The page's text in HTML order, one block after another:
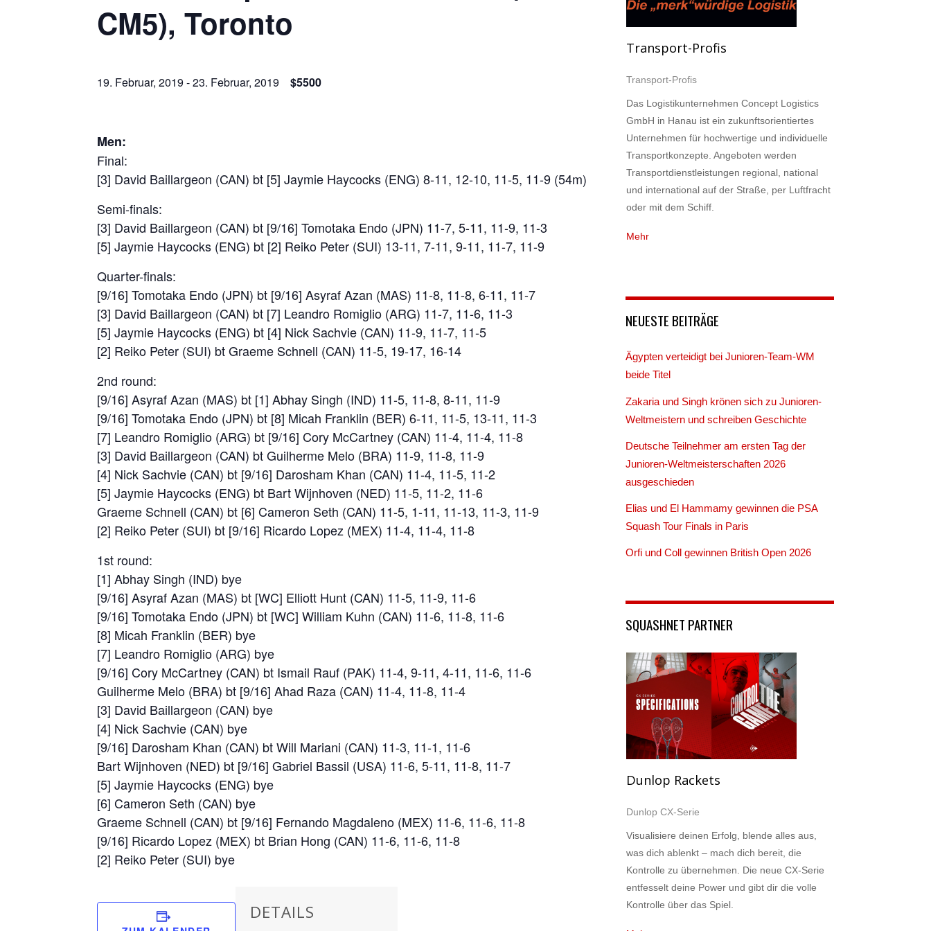
CM5), Toronto
19. Februar, 2019 -23. Februar, 2019 $5500
Men:
Final:
[3] David Baillargeon (CAN) bt [5] Jaymie Haycocks (ENG) 8-11, 12-10, 11-5, 11-9 (54m)
Semi-finals:
[3] David Baillargeon (CAN) bt [9/16] Tomotaka Endo (JPN) 11-7, 5-11, 11-9, 11-3
[5] Jaymie Haycocks (ENG) bt [2] Reiko Peter (SUI) 13-11, 7-11, 9-11, 11-7, 11-9
Quarter-finals:
[9/16] Tomotaka Endo (JPN) bt [9/16] Asyraf Azan (MAS) 11-8, 11-8, 6-11, 11-7
[3] David Baillargeon (CAN) bt [7] Leandro Romiglio (ARG) 11-7, 11-6, 11-3
[5] Jaymie Haycocks (ENG) bt [4] Nick Sachvie (CAN) 11-9, 11-7, 11-5
[2] Reiko Peter (SUI) bt Graeme Schnell (CAN) 11-5, 19-17, 16-14
2nd round:
[9/16] Asyraf Azan (MAS) bt [1] Abhay Singh (IND) 11-5, 11-8, 8-11, 11-9
[9/16] Tomotaka Endo (JPN) bt [8] Micah Franklin (BER) 6-11, 11-5, 13-11, 11-3
[7] Leandro Romiglio (ARG) bt [9/16] Cory McCartney (CAN) 11-4, 11-4, 11-8
[3] David Baillargeon (CAN) bt Guilherme Melo (BRA) 11-9, 11-8, 11-9
[4] Nick Sachvie (CAN) bt [9/16] Darosham Khan (CAN) 11-4, 11-5, 11-2
[5] Jaymie Haycocks (ENG) bt Bart Wijnhoven (NED) 11-5, 11-2, 11-6
Graeme Schnell (CAN) bt [6] Cameron Seth (CAN) 11-5, 1-11, 11-13, 11-3, 11-9
[2] Reiko Peter (SUI) bt [9/16] Ricardo Lopez (MEX) 11-4, 11-4, 11-8
1st round:
[1] Abhay Singh (IND) bye
[9/16] Asyraf Azan (MAS) bt [WC] Elliott Hunt (CAN) 11-5, 11-9, 11-6
[9/16] Tomotaka Endo (JPN) bt [WC] William Kuhn (CAN) 11-6, 11-8, 11-6
[8] Micah Franklin (BER) bye
[7] Leandro Romiglio (ARG) bye
[9/16] Cory McCartney (CAN) bt Ismail Rauf (PAK) 11-4, 9-11, 4-11, 11-6, 11-6
Guilherme Melo (BRA) bt [9/16] Ahad Raza (CAN) 11-4, 11-8, 11-4
[3] David Baillargeon (CAN) bye
[4] Nick Sachvie (CAN) bye
[9/16] Darosham Khan (CAN) bt Will Mariani (CAN) 11-3, 11-1, 11-6
Bart Wijnhoven (NED) bt [9/16] Gabriel Bassil (USA) 11-6, 5-11, 11-8, 11-7
[5] Jaymie Haycocks (ENG) bye
[6] Cameron Seth (CAN) bye
Graeme Schnell (CAN) bt [9/16] Fernando Magdaleno (MEX) 11-6, 11-6, 11-8
[9/16] Ricardo Lopez (MEX) bt Brian Hong (CAN) 11-6, 11-6, 11-8
[2] Reiko Peter (SUI) bye
DETAILS
Transport-Profis
Transport-Profis
Das Logistikunternehmen Concept Logistics
GmbH in Hanau ist ein zukunftsorientiertes
Unternehmen für hochwertige und individuelle
Transportkonzepte. Angeboten werden
Transportdienstleistungen regional, national
und international auf der Straße, per Luftfracht
oder mit dem Schiff.
Mehr
NEUESTE BEITRÄGE
Ägypten verteidigt bei Junioren-Team-WM
beide Titel
Zakaria und Singh krönen sich zu Junioren-
Weltmeistern und schreiben Geschichte
Deutsche Teilnehmer am ersten Tag der
Junioren-Weltmeisterschaften 2026
ausgeschieden
Elias und El Hammamy gewinnen die PSA
Squash Tour Finals in Paris
Orfi und Coll gewinnen British Open 2026
SQUASHNET PARTNER
Dunlop Rackets
Dunlop CX-Serie
Visualisiere deinen Erfolg, blende alles aus,
was dich ablenkt – mach dich bereit, die
Kontrolle zu übernehmen. Die neue CX-Serie
entfesselt deine Power und gibt dir die volle
Kontrolle über das Spiel.